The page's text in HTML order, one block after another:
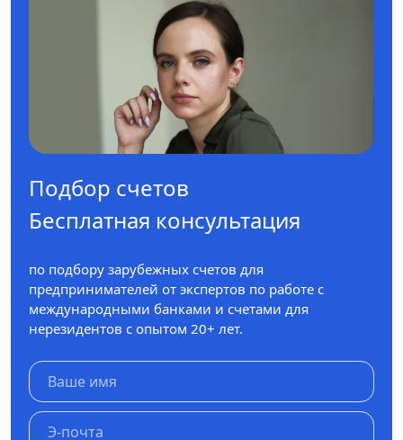
Подбор счетов
Бесплатная консультация
по подбору зарубежных счетов для
предпринимателей от экспертов по работе с
международными банками и счетами для
нерезидентов с опытом 20+ лет.